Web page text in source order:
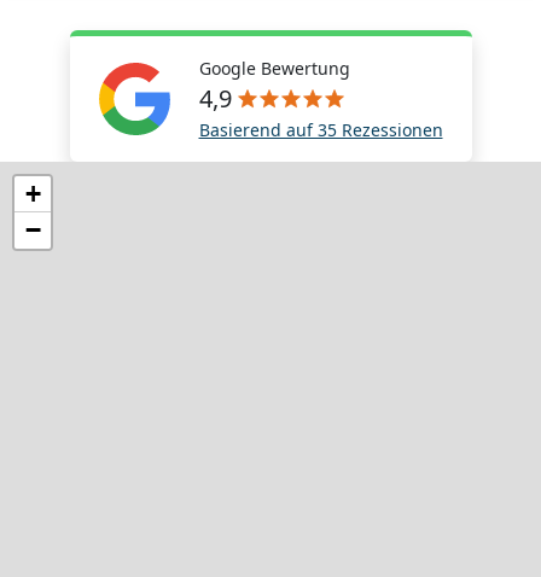
Google Bewertung
4,9
Basierend auf 35 Rezessionen
+
−